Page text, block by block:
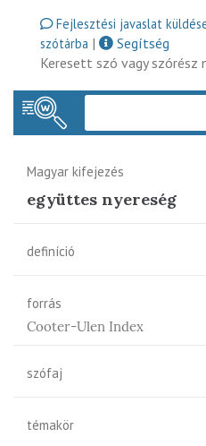
Fejlesztési javaslat
szótárba |
Segítség
Keresett szó vagy szórész
Magyar kifejezés
együttes nyereség
definíció
forrás
Cooter-Ulen Index
szófaj
témakör